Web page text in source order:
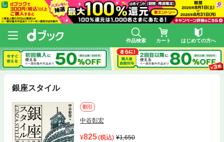
作品検索 カート はじめての方へ
銀座スタイル
割引
中谷彰宏
825(税込)
1,650